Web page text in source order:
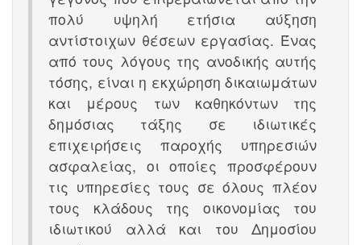
πολύ υψηλή ετήσια αύξηση
αντίστοιχων θέσεων εργασίας. Ένας
από τους λόγους της ανοδικής αυτής
τόσης, είναι η εκχώρηση δικαιωμάτων
και μέρους των καθηκόντων της
δημόσιας τάξης σε ιδιωτικές
επιχειρήσεις παροχής υπηρεσιών
ασφαλείας, οι οποίες προσφέρουν
τις υπηρεσίες τους σε όλους πλέον
τους κλάδους της οικονομίας του
ιδιωτικού αλλά και του Δημοσίου